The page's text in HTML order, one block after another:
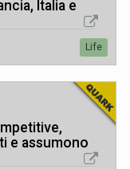
Italia e
Life
e assumono